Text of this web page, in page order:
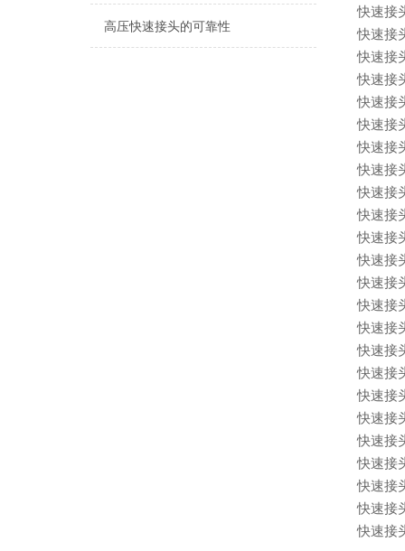
高压快速接头的可靠性
快速接
快速接
快速接
快速接
快速接
快速接
快速接
快速接
快速接
快速接
快速接
快速接
快速接
快速接
快速接
快速接
快速接
快速接
快速接
快速接
快速接
快速接
快速接
快速接